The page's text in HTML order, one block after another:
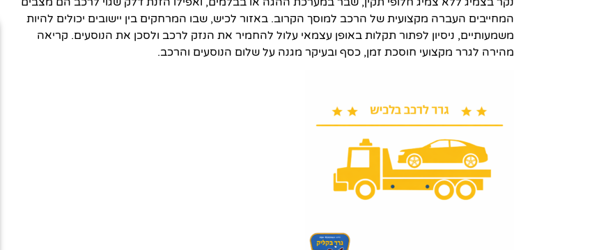
המחייבים העברה מקצועית של הרכב למוסך הקרוב. באזור לכיש, שבו המרחקים בין יישובים יכולים להיות
משמעותיים, ניסיון לפתור תקלות באופן עצמאי עלול להחמיר את הנזק לרכב ולסכן את הנוסעים. קריאה
מהירה לגרר מקצועי חוסכת זמן, כסף ובעיקר מגנה על שלום הנוסעים והרכב.